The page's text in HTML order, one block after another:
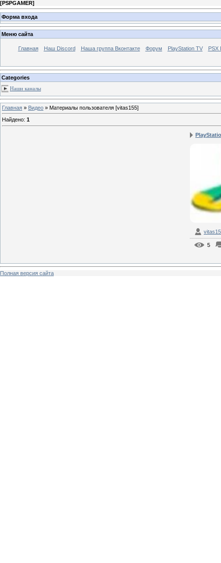
[PSPGAMER]
Форма входа
Меню сайта
Главная Наш Discord Наша группа Вконтакте Форум PlayStation TV PSX
Categories
Наши каналы
Главная » Видео » Материалы пользователя [vitas155]
Найдено: 1
5
Полная версия сайта